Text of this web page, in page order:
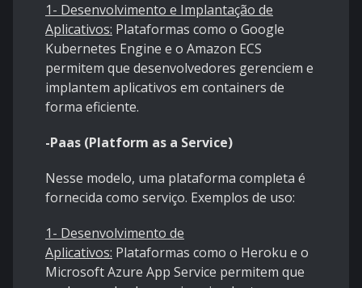
1- Desenvolvimento e Implantação de
Aplicativos: Plataformas como o Google
Kubernetes Engine e o Amazon ECS
permitem que desenvolvedores gerenciem e
implantem aplicativos em containers de
forma eficiente.
-Paas (Platform as a Service)
Nesse modelo, uma plataforma completa é
fornecida como serviço. Exemplos de uso:
1- Desenvolvimento de
Aplicativos: Plataformas como o Heroku e o
Microsoft Azure App Service permitem que